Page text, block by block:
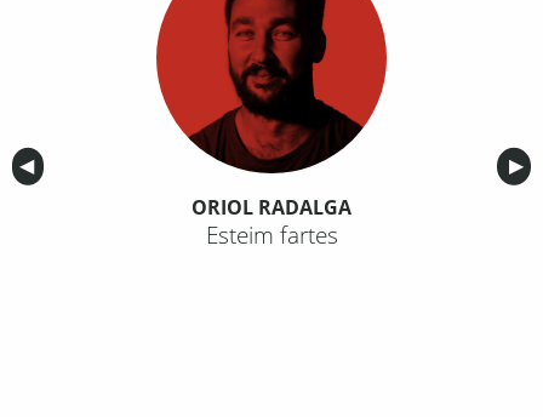
Anterior
◀︎ ▶︎
ORIOL RADALGA
Esteim fartes